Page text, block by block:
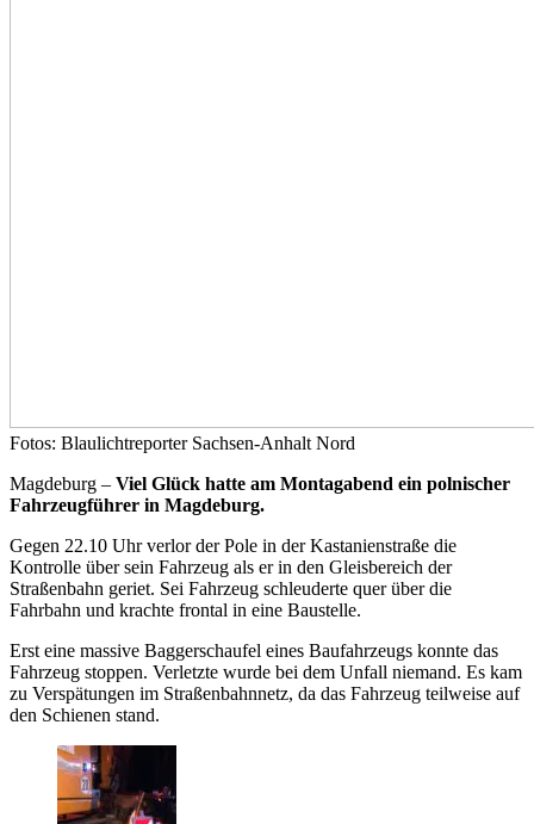
Fotos: Blaulichtreporter Sachsen-Anhalt Nord
Magdeburg – Viel Glück hatte am Montagabend ein polnischer
Fahrzeugführer in Magdeburg.
Gegen 22.10 Uhr verlor der Pole in der Kastanienstraße die
Kontrolle über sein Fahrzeug als er in den Gleisbereich der
Straßenbahn geriet. Sei Fahrzeug schleuderte quer über die
Fahrbahn und krachte frontal in eine Baustelle.
Erst eine massive Baggerschaufel eines Baufahrzeugs konnte das
Fahrzeug stoppen. Verletzte wurde bei dem Unfall niemand. Es kam
zu Verspätungen im Straßenbahnnetz, da das Fahrzeug teilweise auf
den Schienen stand.